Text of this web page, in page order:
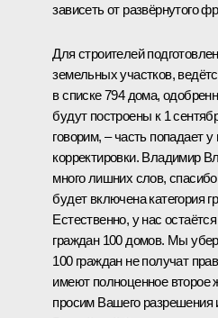
зависеть от развёрнутого
Для строителей
земельных участков,
в списке 794 дома,
будут построены к 1
говорим, – часть попадает
корректировки. Владимир
много лишних слов,
будет включена категория
Естественно, у нас
граждан 100 домов. Мы
100 граждан не получат
имеют полноценное второе
просим Вашего разрешения